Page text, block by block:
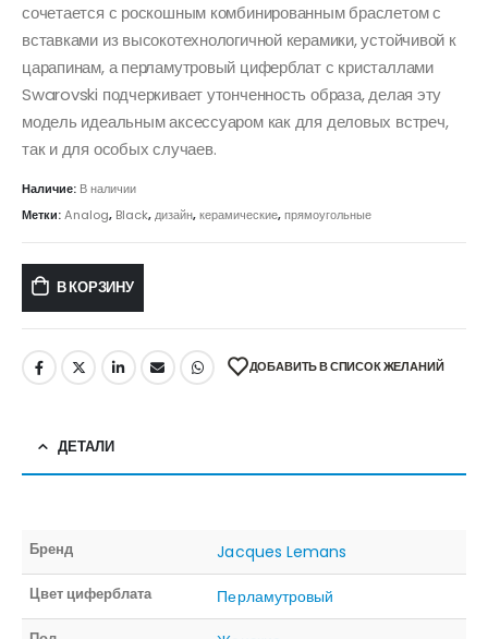
сочетается с роскошным комбинированным браслетом с
вставками из высокотехнологичной керамики, устойчивой к
царапинам, а перламутровый циферблат с кристаллами
Swarovski подчеркивает утонченность образа, делая эту
модель идеальным аксессуаром как для деловых встреч,
так и для особых случаев.
Наличие: В наличии
Метки:Analog, Black,дизайн,керамические,прямоугольные
В КОРЗИНУ
ДОБАВИТЬ В СПИСОК ЖЕЛАНИЙ
ДЕТАЛИ
Бренд Jacques Lemans
Цвет циферблата Перламутровый